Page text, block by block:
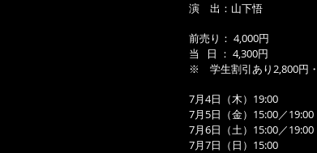
演 出：山下悟
前売り： 4,000円
当 日 ： 4,300円
※ 学生割引あり2,800円
7月4日（木）19:00
7月5日（金）15:00／19:00
7月6日（土）15:00／19:00
7月7日（日）15:00